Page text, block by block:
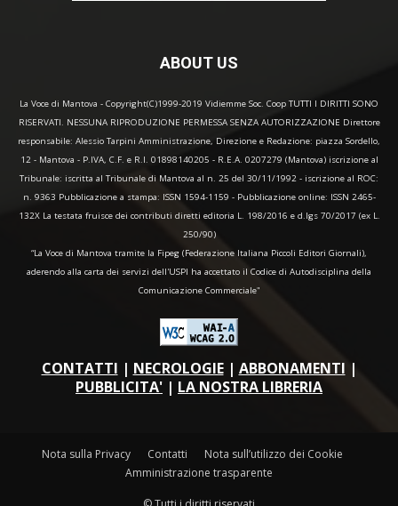
ABOUT US
La Voce di Mantova - Copyright(C)1999-2019 Vidiemme Soc. Coop TUTTI I DIRITTI SONO
RISERVATI. NESSUNA RIPRODUZIONE PERMESSA SENZA AUTORIZZAZIONE Direttore
responsabile: Alessio Tarpini Amministrazione, Direzione e Redazione: piazza Sordello,
12 - Mantova - P.IVA, C.F. e R.I. 01898140205 - R.E.A. 0207279 (Mantova) iscrizione al
Tribunale: iscritta al Tribunale di Mantova al n. 25 del 30/11/1992 - iscrizione al ROC:
n. 9363 Pubblicazione a stampa: ISSN 1594-1159 - Pubblicazione online: ISSN 2465-
132X La testata fruisce dei contributi diretti editoria L. 198/2016 e d.lgs 70/2017 (ex L.
250/90)
“La Voce di Mantova tramite la Fipeg (Federazione Italiana Piccoli Editori Giornali),
aderendo alla carta dei servizi dell'USPI ha accettato il Codice di Autodisciplina della
Comunicazione Commerciale"
CONTATTI | NECROLOGIE| ABBONAMENTI |
PUBBLICITA' | LA NOSTRA LIBRERIA
Nota sulla Privacy Contatti
Nota sull’utilizzo dei Cookie
Amministrazione trasparente